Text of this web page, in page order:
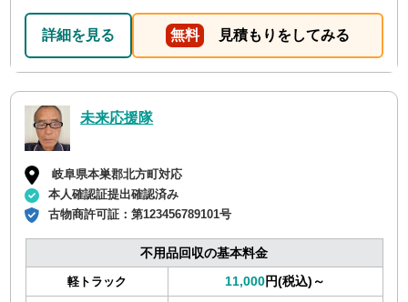
詳細を見る 無料 見積もりをしてみる
未来応援隊
岐阜県本巣郡北方町対応
本人確認証提出確認済み
古物商許可証：第123456789101号
不用品回収の基本料金
軽トラック 11,000円(税込)～